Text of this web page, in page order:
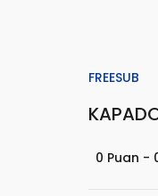
FREESUB
0 Puan -